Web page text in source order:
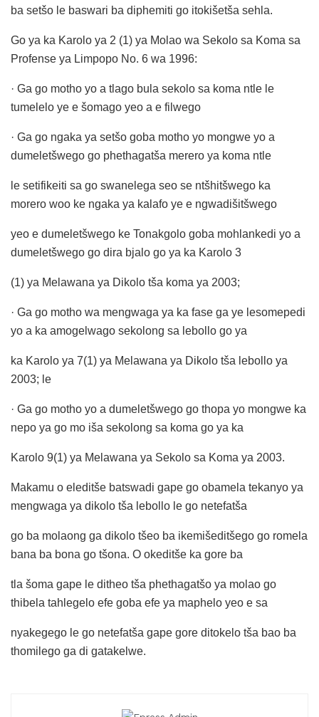
ba setšo le baswari ba diphemiti go itokišetša sehla.
Go ya ka Karolo ya 2 (1) ya Molao wa Sekolo sa Koma sa
Profense ya Limpopo No. 6 wa 1996:
· Ga go motho yo a tlago bula sekolo sa koma ntle le
tumelelo ye e šomago yeo a e filwego
· Ga go ngaka ya setšo goba motho yo mongwe yo a
dumeletšwego go phethagatša merero ya koma ntle
le setifikeiti sa go swanelega seo se ntšhitšwego ka
morero woo ke ngaka ya kalafo ye e ngwadišitšwego
yeo e dumeletšwego ke Tonakgolo goba mohlankedi yo a
dumeletšwego go dira bjalo go ya ka Karolo 3
(1) ya Melawana ya Dikolo tša koma ya 2003;
· Ga go motho wa mengwaga ya ka fase ga ye lesomepedi
yo a ka amogelwago sekolong sa lebollo go ya
ka Karolo ya 7(1) ya Melawana ya Dikolo tša lebollo ya
2003; le
· Ga go motho yo a dumeletšwego go thopa yo mongwe ka
nepo ya go mo iša sekolong sa koma go ya ka
Karolo 9(1) ya Melawana ya Sekolo sa Koma ya 2003.
Makamu o eleditše batswadi gape go obamela tekanyo ya
mengwaga ya dikolo tša lebollo le go netefatša
go ba molaong ga dikolo tšeo ba ikemišeditšego go romela
bana ba bona go tšona. O okeditše ka gore ba
tla šoma gape le ditheo tša phethagatšo ya molao go
thibela tahlegelo efe goba efe ya maphelo yeo e sa
nyakegego le go netefatša gape gore ditokelo tša bao ba
thomilego ga di gatakelwe.